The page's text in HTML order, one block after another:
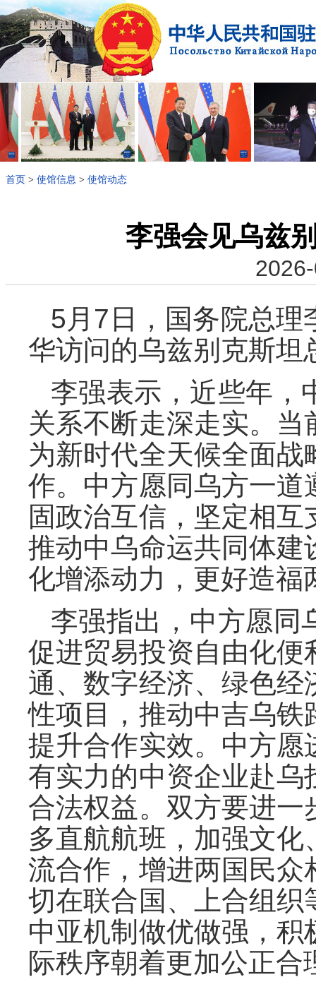
首页 > 使馆信息 > 使馆动态
李强会见乌兹
5月7日，国务院总理
华访问的乌兹别克斯坦
李强表示，近些年，
关系不断走深走实。
为新时代全天候全面
作。中方愿同乌方一
固政治互信，坚定相
推动中乌命运共同体
化增添动力，更好造福
李强指出，中方愿同
促进贸易投资自由化
通、数字经济、绿色
性项目，推动中吉乌
提升合作实效。中方
有实力的中资企业赴
合法权益。双方要进
多直航航班，加强文
流合作，增进两国民
切在联合国、上合组
中亚机制做优做强，
际秩序朝着更加公正合